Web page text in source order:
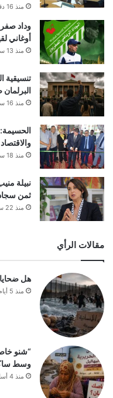
منذ 16 دقيقة
وداد
أوغاني
منذ 13 ساعة
تنسيقية
منذ 16 ساعة
الحسيمة:
منذ 18 ساعة
نبيلة
ثمن
منذ 22 ساعة
مقالات الرأي
هل ضحايا
منذ 5 أيام
“شنو
وسط
منذ 4 أسابيع